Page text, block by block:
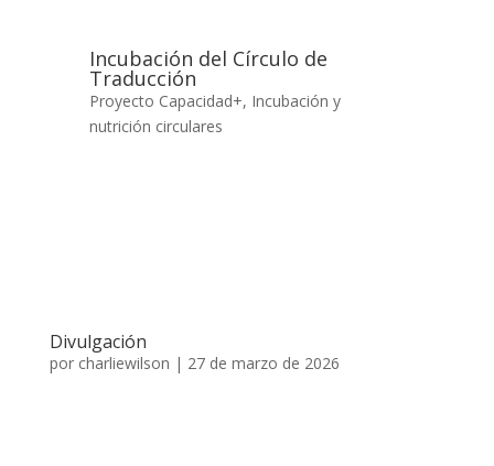
Incubación del Círculo de
Traducción
Proyecto Capacidad+, Incubación y
nutrición circulares
Divulgación
por charliewilson | 27 de marzo de 2026